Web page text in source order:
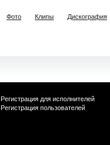
Фото Клипы Дискография
Регистрация для исполнителей
Регистрация пользователей